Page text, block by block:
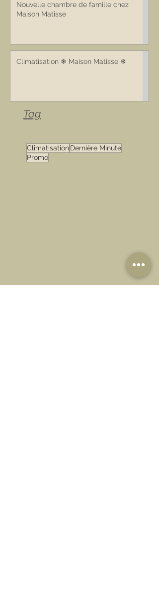
Nouvelle chambre de famille chez
Maison Matisse
Climatisation ❄ Maison Matisse ❄
Tag
ClimatisationDernière Minute
Promo